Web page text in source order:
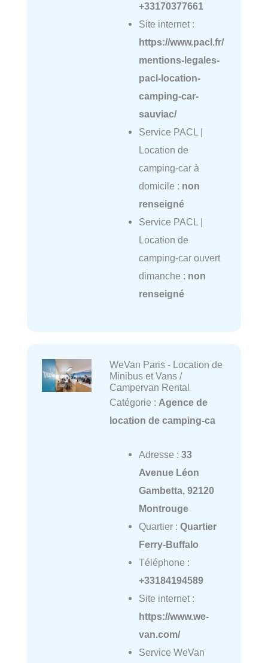
+33170377661
Site internet :
https://www.pacl.fr/
mentions-legales-
pacl-location-
camping-car-
sauviac/
Service PACL |
Location de
camping-car à
domicile : non
renseigné
Service PACL |
Location de
camping-car ouvert
dimanche : non
renseigné
WeVan Paris - Location de
Minibus et Vans /
Campervan Rental
Catégorie : Agence de
location de camping-ca
Adresse : 33
Avenue Léon
Gambetta, 92120
Montrouge
Quartier : Quartier
Ferry-Buffalo
Téléphone :
+33184194589
Site internet :
https://www.we-
van.com/
Service WeVan